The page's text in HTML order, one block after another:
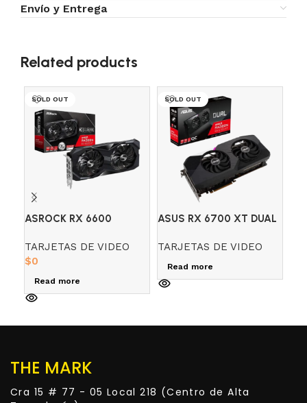
Envío y Entrega
Related products
SOLD OUT
ASROCK RX 6600
TARJETAS DE VIDEO
$0
Read more
SOLD OUT
ASUS RX 6700 XT DUAL
TARJETAS DE VIDEO
Read more
THE MARK
Cra 15 # 77 - 05 Local 218 (Centro de Alta